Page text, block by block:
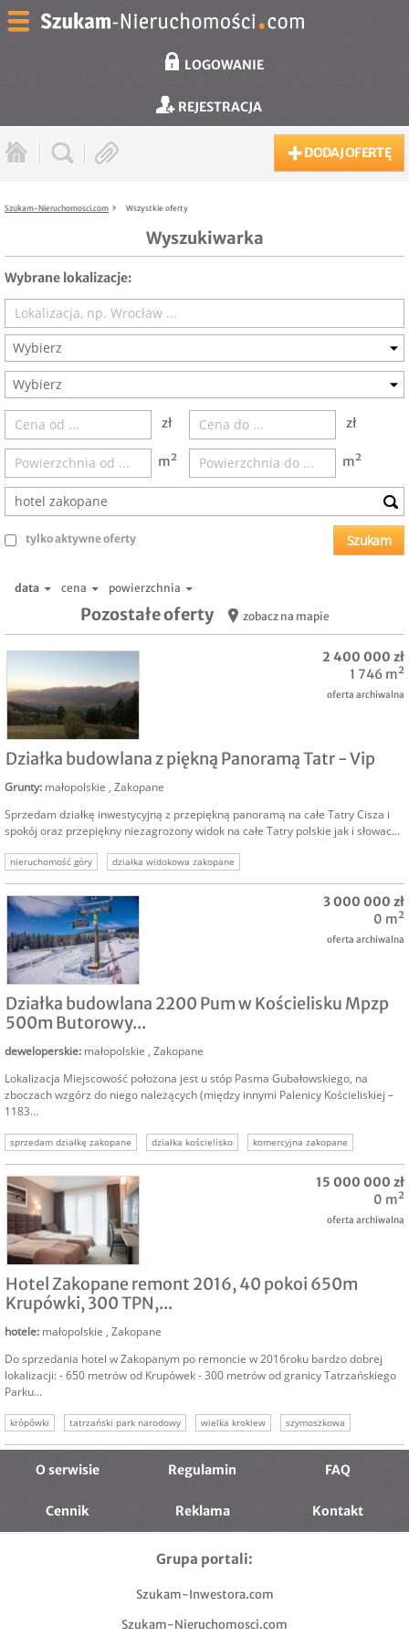
LOGOWANIE
REJESTRACJA
DODAJ OFERTĘ
Szukam-Nieruchomosci.com Wszystkie oferty
Wyszukiwarka
Wybrane lokalizacje:
Wybierz
Wybierz
zł zł
m² m²
tylko aktywne oferty
data cena powierzchnia
Pozostałe oferty zobacz na mapie
Działka budowlana z piękną Panoramą Tatr - Vip
Grunty: małopolskie , Zakopane
Sprzedam działkę inwestycyjną z przepiękną panoramą na całe Tatry Cisza i
spokój oraz przepiękny niezagrożony widok na całe Tatry polskie jak i słowac...
nieruchomość góry
działka widokowa zakopane
działka deweloperska zakopane
dziłaka premium zakopane hotel zakopane
2 400 000 zł
1 746 m²
oferta archiwalna
Działka budowlana 2200 Pum w Kościelisku Mpzp
500m Butorowy...
deweloperskie: małopolskie , Zakopane
Lokalizacja Miejscowość położona jest u stóp Pasma Gubałowskiego, na
zboczach wzgórz do niego należących (między innymi Palenicy Kościeliskiej –
1183...
sprzedam działkę zakopane działka kościelisko
komercyjna zakopane
hotel zakopane
3 000 000 zł
0 m²
oferta archiwalna
Hotel Zakopane remont 2016, 40 pokoi 650m
Krupówki, 300 TPN,...
hotele: małopolskie , Zakopane
Do sprzedania hotel w Zakopanym po remoncie w 2016roku bardzo dobrej
lokalizacji: - 650 metrów od Krupówek - 300 metrów od granicy Tatrzańskiego
Parku...
krópówki tatrzański park narodowy wielka krokiew
szymoszkowa
sprzedam hotel zakopane
nowy hotel
15 000 000 zł
0 m²
oferta archiwalna
O serwisie Regulamin FAQ
Cennik Reklama Kontakt
Grupa portali:
Szukam-Inwestora.com
Szukam-Nieruchomosci.com